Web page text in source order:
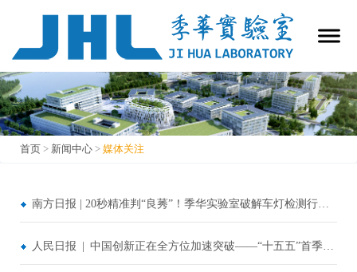
首页 > 新闻中心 > 媒体关注
南方日报 | 20秒精准判“良莠”！季华实验室破解车灯检测行业难题
人民日报 | 中国创新正在全方位加速突破——“十五五”首季中国经济观察之二